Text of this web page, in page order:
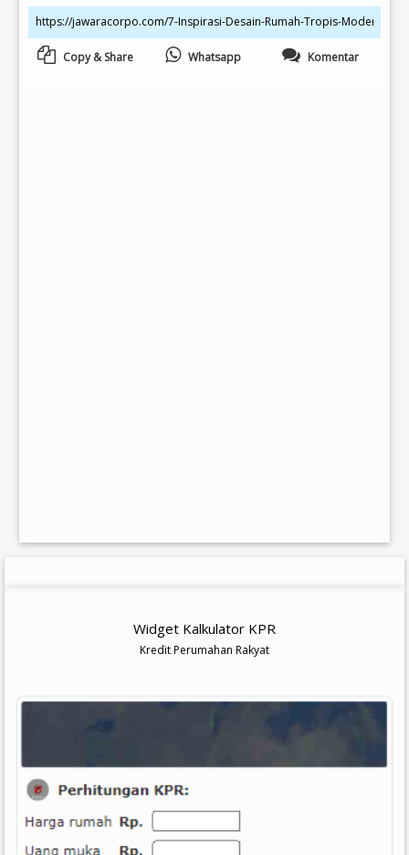
Copy & Share Whatsapp Komentar
Widget Kalkulator KPR
Kredit Perumahan Rakyat